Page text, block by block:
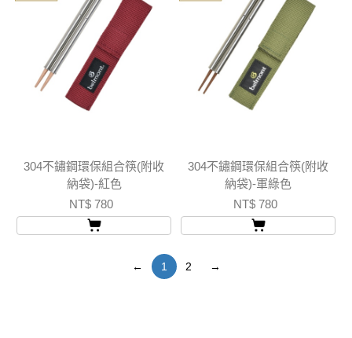
304不鏽鋼環保組合筷(附收
納袋)-紅色
NT$ 780
304不鏽鋼環保組合筷(附收
納袋)-軍綠色
NT$ 780
← 1 2 →